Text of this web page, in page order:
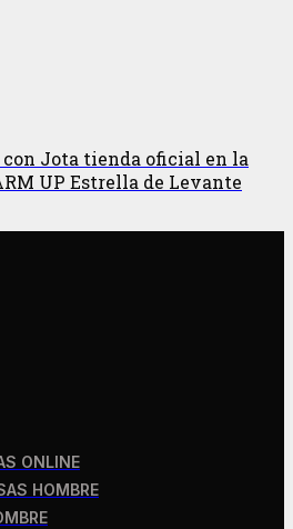
con Jota tienda oficial en la
UP Estrella de Levante
ONLINE
HOMBRE